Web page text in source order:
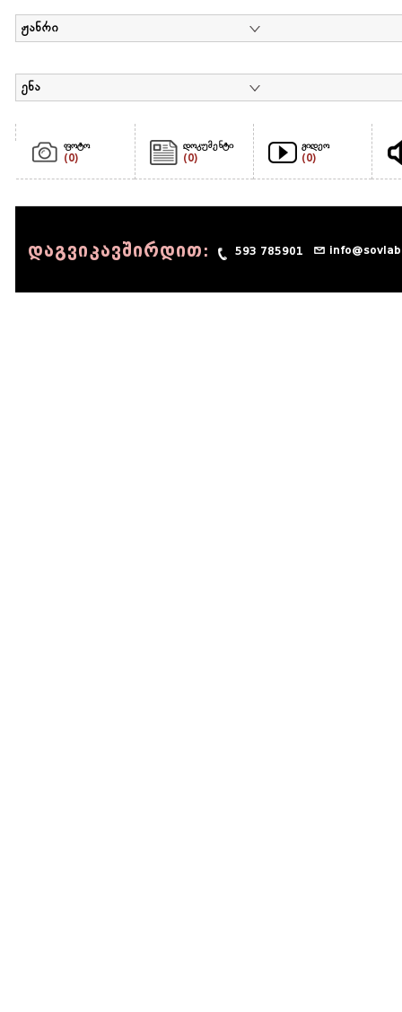
ჟანრი
ენა
ფოტო
(0)
დოკუმენტი
(0)
ვიდეო
(0)
დაგვიკავშირდით: 593 785901